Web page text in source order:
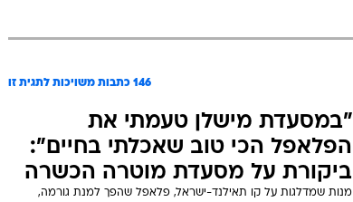
146 כתבות משויכות לתגית זו
"במסעדת מישלן טעמתי את
הפלאפל הכי טוב שאכלתי בחיים":
ביקורת על מסעדת מוטרה הכשרה
מנות שמדלגות על קו תאילנד-ישראל, פלאפל שהפך למנת גורמה,